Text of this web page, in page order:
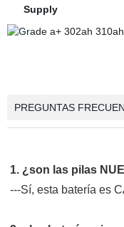
PREGUNTAS
1. ¿son las pilas
---Sí, esta batería es